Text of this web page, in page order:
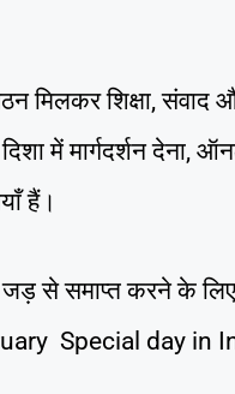
मिलकर शिक्षा,
में मार्गदर्शन देना,
हैं।
से समाप्त करने के
Special day in